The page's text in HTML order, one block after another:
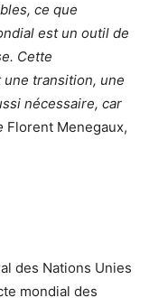
ce que
est un outil de
Cette
une transition, une
nécessaire, car
Florent Menegaux,
des Nations Unies
mondial des